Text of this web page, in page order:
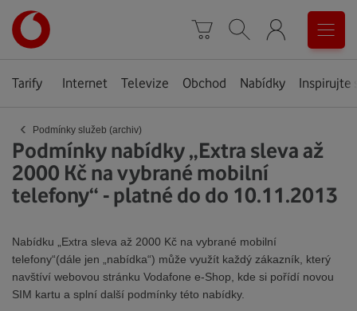
stránka
Košík
Vyhledávání
Menu
Tarify Internet Televize Obchod Nabídky Inspirujte
‹ Podmínky služeb (archiv)
Podmínky nabídky „Extra sleva až
2000 Kč na vybrané mobilní
telefony“ - platné do do 10.11.2013
Nabídku „Extra sleva až 2000 Kč na vybrané mobilní
telefony“(dále jen „nabídka“) může využít každý zákazník, který
navštíví webovou stránku Vodafone e-Shop, kde si pořídí novou
SIM kartu a splní další podmínky této nabídky.